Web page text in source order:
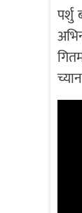
पर्शु